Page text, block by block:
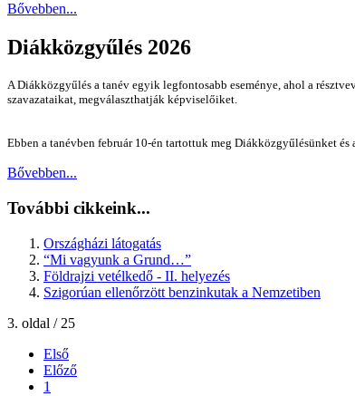
Bővebben...
Diákközgyűlés 2026
A Diákközgyűlés a tanév egyik legfontosabb eseménye, ahol a
szavazataikat, megválaszthatják képviselőiket.
Ebben a tanévben február 10-én tartottuk meg Diákközgyűlésünket
Bővebben...
További cikkeink...
Országházi látogatás
“Mi vagyunk a Grund…”
Földrajzi vetélkedő - II. helyezés
Szigorúan ellenőrzött benzinkutak a Nemzetiben
3. oldal / 25
Első
Előző
1